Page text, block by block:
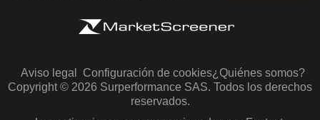
Aviso legal Configuración de cookies¿Quiénes somos?
Copyright © 2026 Surperformance SAS. Todos los derechos
reservados.